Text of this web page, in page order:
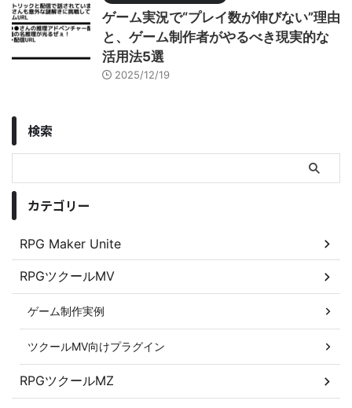
ゲーム実況で“プレイ数が伸びない”理由
と、ゲーム制作者がやるべき現実的な
活用法5選
2025/12/19
検索
カテゴリー
RPG Maker Unite
RPGツクールMV
ゲーム制作実例
ツクールMV向けプラグイン
RPGツクールMZ